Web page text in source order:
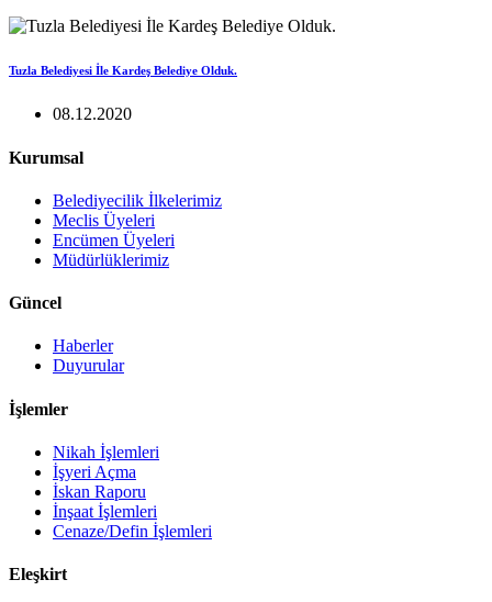
Tuzla Belediyesi İle Kardeş Belediye Olduk.
08.12.2020
Kurumsal
Belediyecilik İlkelerimiz
Meclis Üyeleri
Encümen Üyeleri
Müdürlüklerimiz
Güncel
Haberler
Duyurular
İşlemler
Nikah İşlemleri
İşyeri Açma
İskan Raporu
İnşaat İşlemleri
Cenaze/Defin İşlemleri
Eleşkirt